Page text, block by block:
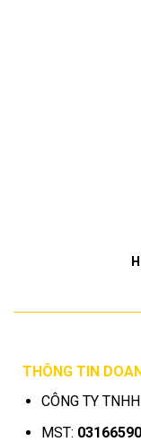
THÔNG TIN
CÔNG TY
MST: